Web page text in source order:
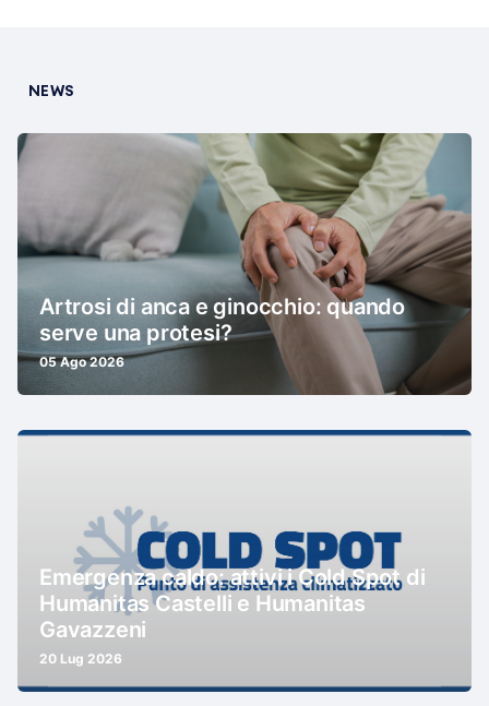
NEWS
Artrosi di anca e ginocchio: quando
serve una protesi?
05 Ago 2026
Emergenza caldo: attivi i Cold Spot di
Humanitas Castelli e Humanitas
Gavazzeni
20 Lug 2026